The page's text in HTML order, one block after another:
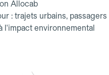
Allocab
: trajets urbains, passagers
l'impact environnemental